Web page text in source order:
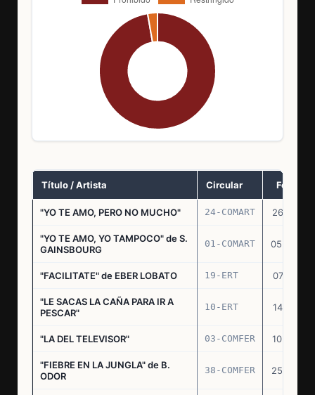
Título / Artista Circular Fecha
"YO TE AMO, PERO NO MUCHO" 24-COMART 26.11.69
"YO TE AMO, YO TAMPOCO" de S.
GAINSBOURG
01-COMART 05.02.70
"FACILITATE" de EBER LOBATO 19-ERT 07.10.70
"LE SACAS LA CAÑA PARA IR A
PESCAR"
10-ERT 14.07.71
"LA DEL TELEVISOR" 03-COMFER 10.01.73
"FIEBRE EN LA JUNGLA" de B.
ODOR
38-COMFER 25.10.73